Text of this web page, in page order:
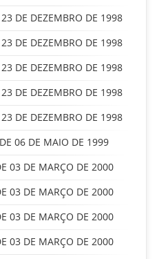
DE DEZEMBRO DE 1998
DE DEZEMBRO DE 1998
DE DEZEMBRO DE 1998
DE DEZEMBRO DE 1998
DE DEZEMBRO DE 1998
06 DE MAIO DE 1999
03 DE MARÇO DE 2000
03 DE MARÇO DE 2000
03 DE MARÇO DE 2000
03 DE MARÇO DE 2000